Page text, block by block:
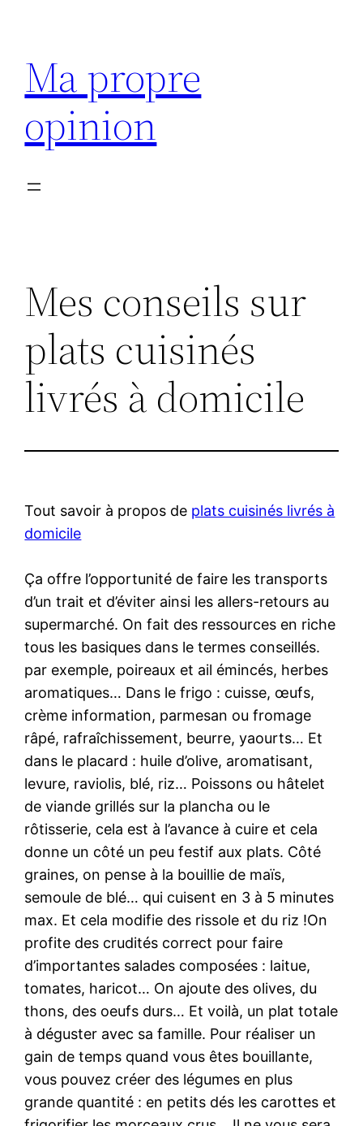
contenu
Ma propre
opinion
Mes conseils sur
plats cuisinés
livrés à domicile
Tout savoir à propos de plats cuisinés livrés à
domicile
Ça offre l’opportunité de faire les transports
d’un trait et d’éviter ainsi les allers-retours au
supermarché. On fait des ressources en riche
tous les basiques dans le termes conseillés.
par exemple, poireaux et ail émincés, herbes
aromatiques… Dans le frigo : cuisse, œufs,
crème information, parmesan ou fromage
râpé, rafraîchissement, beurre, yaourts… Et
dans le placard : huile d’olive, aromatisant,
levure, raviolis, blé, riz… Poissons ou hâtelet
de viande grillés sur la plancha ou le
rôtisserie, cela est à l’avance à cuire et cela
donne un côté un peu festif aux plats. Côté
graines, on pense à la bouillie de maïs,
semoule de blé… qui cuisent en 3 à 5 minutes
max. Et cela modifie des rissole et du riz !On
profite des crudités correct pour faire
d’importantes salades composées : laitue,
tomates, haricot… On ajoute des olives, du
thons, des oeufs durs… Et voilà, un plat totale
à déguster avec sa famille. Pour réaliser un
gain de temps quand vous êtes bouillante,
vous pouvez créer des légumes en plus
grande quantité : en petits dés les carottes et